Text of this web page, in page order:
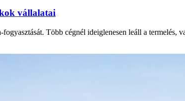
vállalatai
Több cégnél ideiglenesen leáll a termelés,